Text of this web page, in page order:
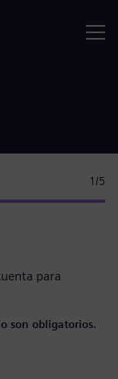
1 /5
para
son obligatorios.